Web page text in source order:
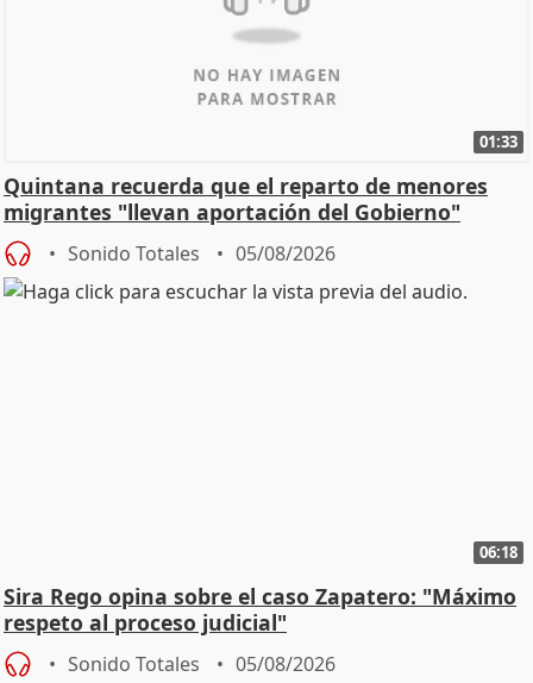
01:33
Quintana recuerda que el reparto de menores
migrantes "llevan aportación del Gobierno"
central
Sonido Totales 05/08/2026
06:18
Sira Rego opina sobre el caso Zapatero: "Máximo
respeto al proceso judicial"
Sonido Totales 05/08/2026